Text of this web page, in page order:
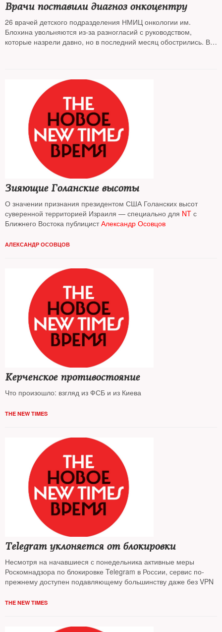
Врачи поставили диагноз онкоцентру
26 врачей детского подразделения НМИЦ онкологии им.
Блохина увольняются из-за разногласий с руководством,
которые назрели давно, но в последний месяц обострились. В
Зияющие Голанские высоты
О значении признания президентом США Голанских высот
суверенной территорией Израиля — специально для NT с
Ближнего Востока публицистАлександр Осовцов
АЛЕКСАНДР ОСОВЦОВ
Керченское противостояние
Что произошло: взгляд из ФСБ и из Киева
THE NEW TIMES
Telegram уклоняется от блокировки
Несмотря на начавшиеся с понедельника активные меры
Роскомнадзора по блокировке Telegram в России, сервис по-
прежнему доступен подавляющему большинству даже без VPN
THE NEW TIMES